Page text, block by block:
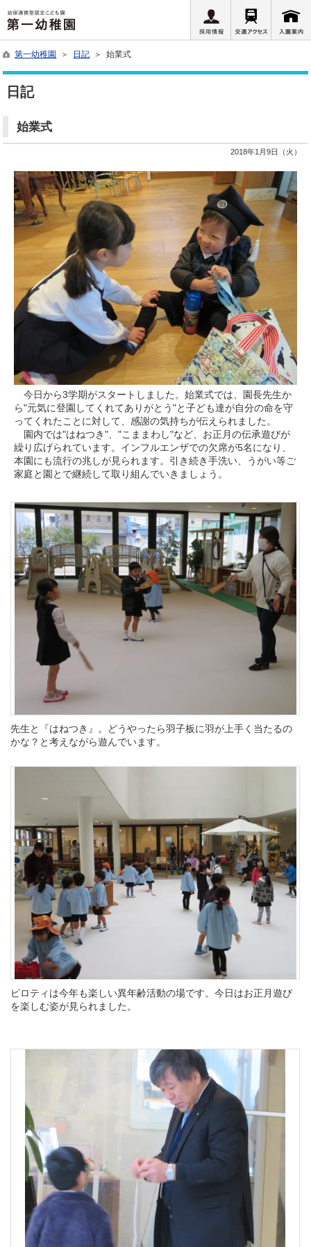
第一幼稚園 ＞ 日記 ＞ 始業式
日記
始業式
2018年1月9日（火）
今日から3学期がスタートしました。始業式では、園長先生か
ら"元気に登園してくれてありがとう"と子ども達が自分の命を守
ってくれたことに対して、感謝の気持ちが伝えられました。
園内では"はねつき"、"こままわし"など、お正月の伝承遊びが
繰り広げられています。インフルエンザでの欠席が5名になり、
本園にも流行の兆しが見られます。引き続き手洗い、うがい等ご
家庭と園とで継続して取り組んでいきましょう。
先生と『はねつき』。どうやったら羽子板に羽が上手く当たるの
かな？と考えながら遊んでいます。
ピロティは今年も楽しい異年齢活動の場です。今日はお正月遊び
を楽しむ姿が見られました。